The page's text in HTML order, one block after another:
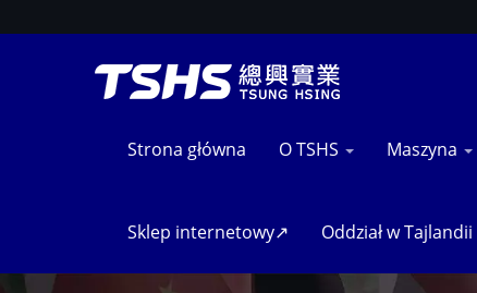
Strona główna O TSHS Maszyna
Sklep internetowy↗ Oddział w Tajlandii